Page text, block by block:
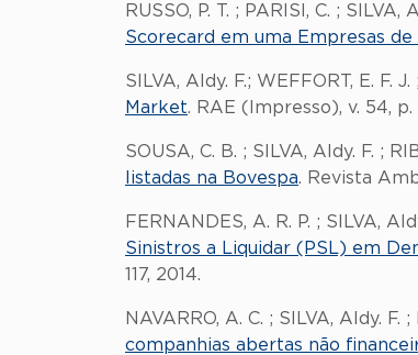
RUSSO, P. T. ; PARISI, C. ; SILVA,
Scorecard em uma Empresas de
SILVA, Aldy. F.; WEFFORT, E. F.
Market. RAE (Impresso), v. 54, p.
SOUSA, C. B. ; SILVA, Aldy. F. ;
listadas na Bovespa. Revista
FERNANDES, A. R. P. ; SILVA,
Sinistros a Liquidar (PSL) em
117, 2014.
NAVARRO, A. C. ; SILVA, Aldy. F.
companhias abertas não